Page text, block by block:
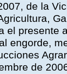
de la
el presente
engorde,
de